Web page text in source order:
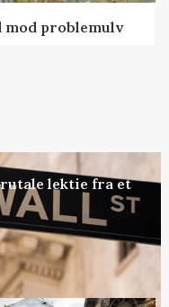
problemulv
lektie fra et